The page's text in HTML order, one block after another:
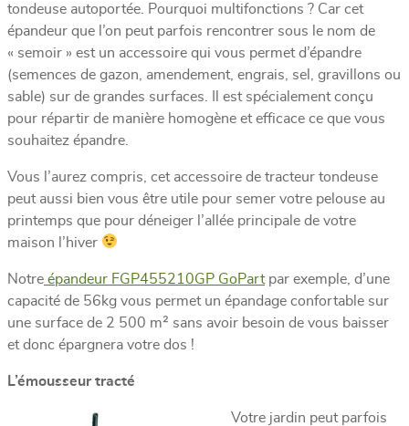
tondeuse autoportée. Pourquoi multifonctions ? Car cet
épandeur que l’on peut parfois rencontrer sous le nom de
« semoir » est un accessoire qui vous permet d’épandre
(semences de gazon, amendement, engrais, sel, gravillons ou
sable) sur de grandes surfaces. Il est spécialement conçu
pour répartir de manière homogène et efficace ce que vous
souhaitez épandre.
Vous l’aurez compris, cet accessoire de tracteur tondeuse
peut aussi bien vous être utile pour semer votre pelouse au
printemps que pour déneiger l’allée principale de votre
maison l’hiver
Notre épandeur FGP455210GP GoPartpar exemple, d’une
capacité de 56kg vous permet un épandage confortable sur
une surface de 2 500 m² sans avoir besoin de vous baisser
et donc épargnera votre dos !
L’émousseur tracté
Votre jardin peut parfois